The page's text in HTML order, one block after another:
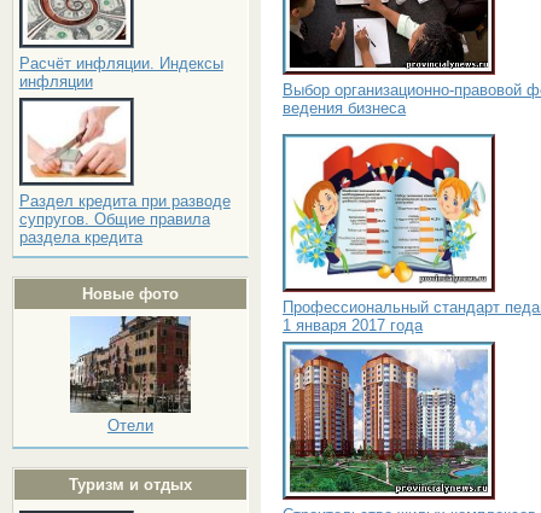
Расчёт инфляции. Индексы
инфляции
Раздел кредита при разводе
супругов. Общие правила
раздела кредита
Новые фото
Отели
Туризм и отдых
Выбор организационно-правовой
ведения бизнеса
Профессиональный стандарт
1 января 2017 года